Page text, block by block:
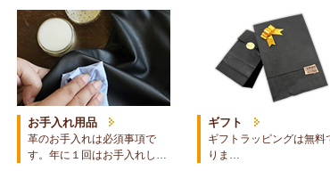
お手入れ用品
革のお手入れは必須事項で
す。年に１回はお手入れし…
ギフト
ギフトラッピングは無料
りま…